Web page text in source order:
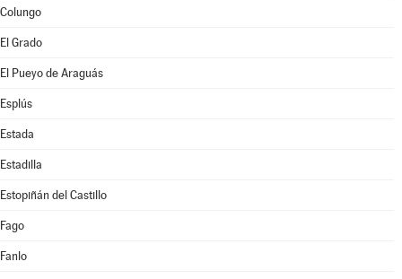
Colungo
El Grado
El Pueyo de Araguás
Esplús
Estada
Estadilla
Estopiñán del Castillo
Fago
Fanlo